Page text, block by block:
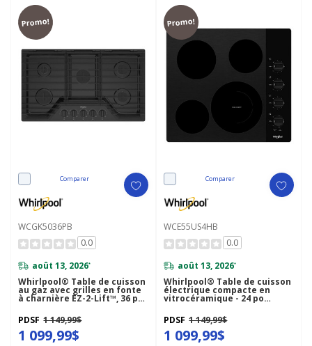
Promo!
Comparer
WCGK5036PB
0.0
août 13, 2026*
Whirlpool® Table de cuisson
au gaz avec grilles en fonte
à charnière EZ-2-Lift™, 36 po
PDSF 1 149,99$
1 099,99$
Promo!
Comparer
WCE55US4HB
0.0
août 13, 2026*
Whirlpool® Table de cuisson
électrique compacte en
vitrocéramique - 24 po
WCE55US4HB
PDSF 1 149,99$
1 099,99$